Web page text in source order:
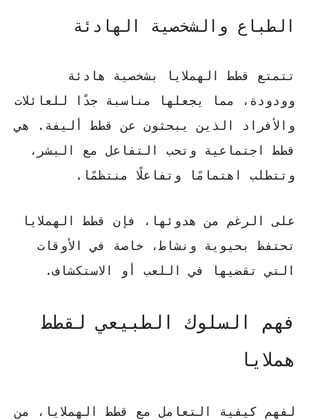
الطباع والشخصية الهادئة
تتمتع قطط الهملايا بشخصية هادئة
وودودة، مما يجعلها مناسبة جدًا للعائلات
والأفراد الذين يبحثون عن قطط أليفة. هي
قطط اجتماعية وتحب التفاعل مع البشر،
وتتطلب اهتمامًا وتفاعلًا منتظمًا.
على الرغم من هدوئها، فإن قطط الهملايا
تحتفظ بحيوية ونشاط، خاصة في الأوقات
التي تقضيها في اللعب أو الاستكشاف.
فهم السلوك الطبيعي لقطط
هملايا
لفهم كيفية التعامل مع قطط الهملايا، من